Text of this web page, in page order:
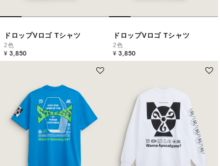
ドロップVロゴ Tシャツ
2色
¥ 3,850
ドロップVロゴ Tシャツ
2色
¥ 3,850